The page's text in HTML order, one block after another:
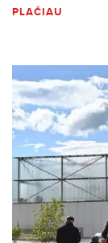
PLAČIAU